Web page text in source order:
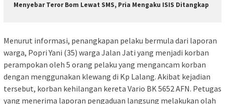
Menyebar Teror Bom Lewat SMS, Pria Mengaku ISIS Ditangkap
Menurut informasi, penangkapan pelaku bermula dari laporan
warga, Popri Yani (35) warga Jalan Jati yang menjadi korban
perampokan oleh 5 orang pelaku yang mengancam korban
dengan menggunakan klewang di Kp Lalang. Akibat kejadian
tersebut, korban kehilangan kereta Vario BK 5652 AFN. Petugas
yang menerima laporan pengaduan langsung melakukan olah